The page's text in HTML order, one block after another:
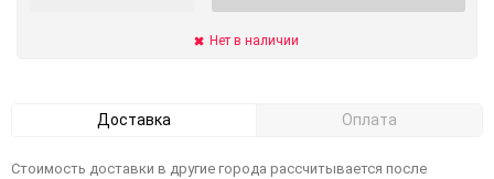
Нет в наличии
Доставка Оплата
Стоимость доставки в другие города рассчитывается после